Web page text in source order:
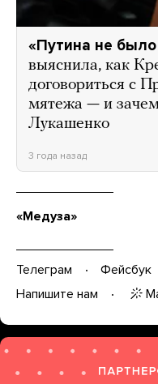
«Путина не было
выяснила, как
договориться с
мятежа — и зачем
Лукашенко
3 года назад
«Медуза»
Телеграм Фейсбук
Напишите нам